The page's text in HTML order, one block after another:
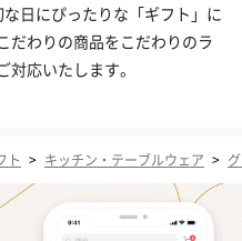
日にぴったりな「ギフト」に
だわりの商品をこだわりのラ
応いたします。
ト > キッチン・テーブルウェア >